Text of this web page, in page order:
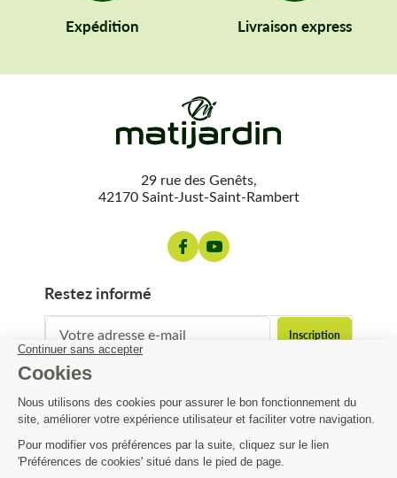
Expédition Livraison express
29 rue des Genêts,
42170 Saint-Just-Saint-Rambert
restez informé
contact@matijardin.fr 04 81 120 120
Matijardin